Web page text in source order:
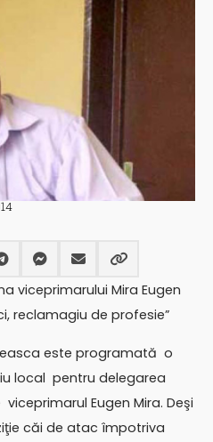
viceprimarului Mira Eugen
reclamagiu de profesie”
este programată o
local pentru delegarea
Eugen Mira. Deşi
căi de atac împotriva